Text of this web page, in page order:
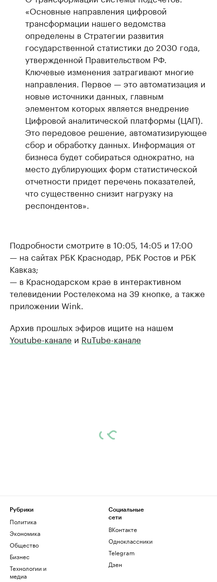
«Основные направления цифровой
трансформации нашего ведомства
определены в Стратегии развития
государственной статистики до 2030 года,
утвержденной Правительством РФ.
Ключевые изменения затрагивают многие
направления. Первое — это автоматизация и
новые источники данных, главным
элементом которых является внедрение
Цифровой аналитической платформы (ЦАП).
Это передовое решение, автоматизирующее
сбор и обработку данных. Информация от
бизнеса будет собираться однократно, на
место дублирующих форм статистической
отчетности придет перечень показателей,
что существенно снизит нагрузку на
респондентов».
Подробности смотрите в 10:05, 14:05 и 17:00
— на сайтах РБК Краснодар, РБК Ростов и РБК
Кавказ;
— в Краснодарском крае в интерактивном
телевидении Ростелекома на 39 кнопке, а также
приложении Wink.
Архив прошлых эфиров ищите на нашем
Youtube-канале и RuTube-канале
Рубрики
Политика
Экономика
Общество
Бизнес
Технологии и
медиа
Социальные
сети
ВКонтакте
Одноклассники
Telegram
Дзен